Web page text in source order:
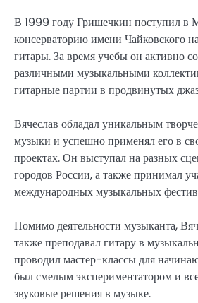
В 1999 году Гришечкин поступил в
консерваторию имени Чайковского
гитары. За время учебы он активно
различными музыкальными
гитарные партии в продвинутых
Вячеслав обладал уникальным
музыки и успешно применял его в
проектах. Он выступал на разных
городов России, а также принимал
международных музыкальных
Помимо деятельности музыканта,
также преподавал гитару в
проводил мастер-классы для
был смелым экспериментатором и
звуковые решения в музыке.